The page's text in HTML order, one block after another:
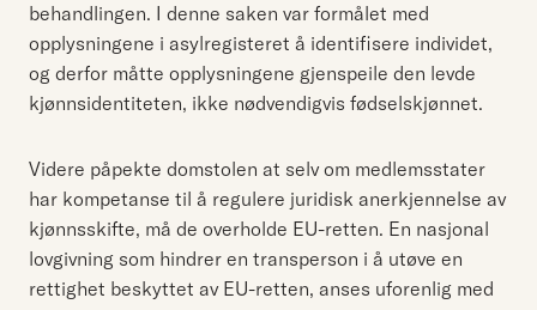
behandlingen. I denne saken var formålet med
opplysningene i asylregisteret å identifisere individet,
og derfor måtte opplysningene gjenspeile den levde
kjønnsidentiteten, ikke nødvendigvis fødselskjønnet.
Videre påpekte domstolen at selv om medlemsstater
har kompetanse til å regulere juridisk anerkjennelse av
kjønnsskifte, må de overholde EU-retten. En nasjonal
lovgivning som hindrer en transperson i å utøve en
rettighet beskyttet av EU-retten, anses uforenlig med